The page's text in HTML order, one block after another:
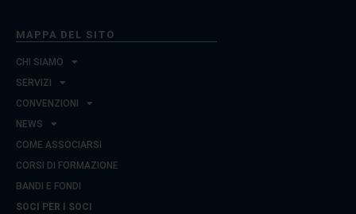
MAPPA DEL SITO
CHI SIAMO
SERVIZI
CONVENZIONI
NEWS
COME ASSOCIARSI
CORSI DI FORMAZIONE
BANDI E FONDI
SOCI PER I SOCI